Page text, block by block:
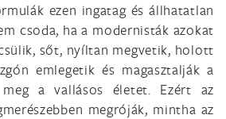
ezen ingatag és állhatatlan
csoda, ha a modernisták azokat
sőt, nyíltan megvetik, holott
emlegetik és magasztalják a
a vallásos életet. Ezért az
megróják, mintha az